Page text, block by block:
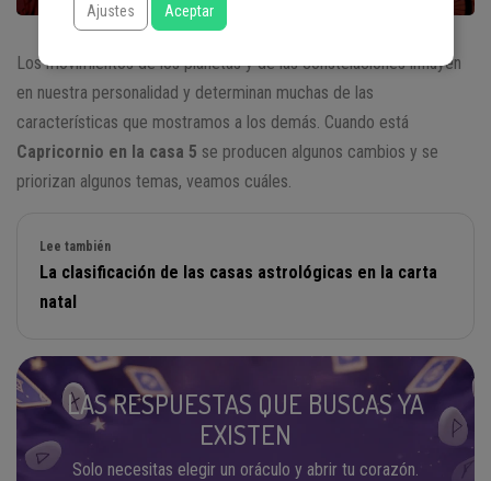
Los movimientos de los planetas y de las constelaciones influyen
en nuestra personalidad y determinan muchas de las
características que mostramos a los demás. Cuando está
Capricornio en la casa 5 se producen algunos cambios y se
priorizan algunos temas, veamos cuáles.
Lee también
La clasificación de las casas astrológicas en la carta
natal
LAS RESPUESTAS QUE BUSCAS YA
EXISTEN
Solo necesitas elegir un oráculo y abrir tu corazón.
Ajustes Aceptar